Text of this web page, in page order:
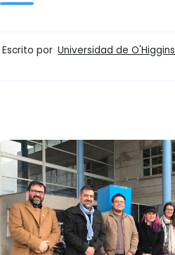
Escrito por Universidad de O'Higgins